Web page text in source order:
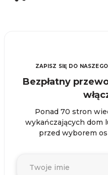
ZAPISZ SIĘ DO
Bezpłatny
Ponad 70 stron
wykańczających dom
przed wyborem